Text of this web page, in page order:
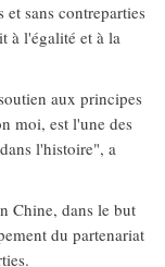
sans contreparties
à l'égalité et à la
aux principes
moi, est l'une des
l'histoire", a
Chine, dans le but
du partenariat